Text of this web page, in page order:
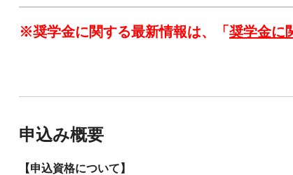
※奨学金に関する最新情報は、「奨学金に
申込み概要
【申込資格について】